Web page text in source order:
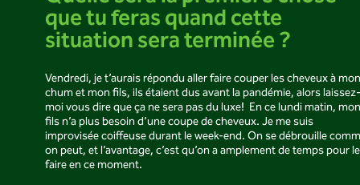
que tu feras quand cette
situation sera terminée ?
Vendredi, je t’aurais répondu aller faire couper les cheveux à mon
chum et mon fils, ils étaient dus avant la pandémie, alors laissez-
moi vous dire que ça ne sera pas du luxe! En ce lundi matin, mon
fils n’a plus besoin d’une coupe de cheveux. Je me suis
improvisée coiffeuse durant le week-end. On se débrouille
on peut, et l’avantage, c’est qu’on a amplement de temps pour le
faire en ce moment.